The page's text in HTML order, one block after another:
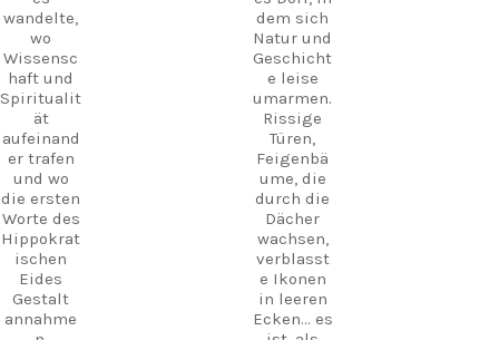
der Luft
und
schafft
eine
magische
Atmosphä
re, wie
man sie
sonst
nirgendw
o auf Kos
findet.
Schlender
n Sie
durch die
Ruinen,
Folge
uns und
plane
noch
heute
dein
nächstes
Abenteuer
!
#Kos
#VisitKos
#KosIslan
d
#GreekIsl
ands
wandelte,
wo
Wissensc
haft und
Spiritualit
ät
aufeinand
er trafen
und wo
die ersten
Worte des
Hippokrat
ischen
Eides
Gestalt
annahme
dem sich
Natur und
Geschicht
e leise
umarmen.
Rissige
Türen,
Feigenbä
ume, die
durch die
Dächer
wachsen,
verblasst
e Ikonen
in leeren
Ecken... es